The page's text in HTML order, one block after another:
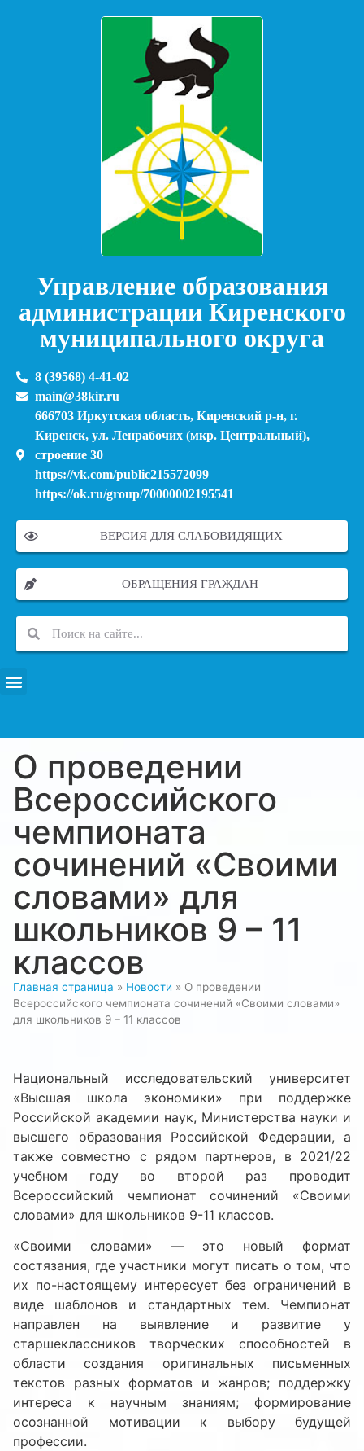
Управление образования
администрации Киренского
муниципального округа
8 (39568) 4-41-02
main@38kir.ru
666703 Иркутская область, Киренский р-н, г.
Киренск, ул. Ленрабочих (мкр. Центральный),
строение 30
https://vk.com/public215572099
https://ok.ru/group/70000002195541
ВЕРСИЯ ДЛЯ СЛАБОВИДЯЩИХ
ОБРАЩЕНИЯ ГРАЖДАН
О проведении
Всероссийского
чемпионата
сочинений «Своими
словами» для
школьников 9 – 11
классов
Главная страница » Новости » О проведении
Всероссийского чемпионата сочинений «Своими словами»
для школьников 9 – 11 классов
Национальный исследовательский университет
«Высшая школа экономики» при поддержке
Российской академии наук, Министерства науки и
высшего образования Российской Федерации, а
также совместно с рядом партнеров, в 2021/22
учебном году во второй раз проводит
Всероссийский чемпионат сочинений «Своими
словами» для школьников 9-11 классов.
«Своими словами» — это новый формат
состязания, где участники могут писать о том, что
их по-настоящему интересует без ограничений в
виде шаблонов и стандартных тем. Чемпионат
направлен на выявление и развитие у
старшеклассников творческих способностей в
области создания оригинальных письменных
текстов разных форматов и жанров; поддержку
интереса к научным знаниям; формирование
осознанной мотивации к выбору будущей
профессии.